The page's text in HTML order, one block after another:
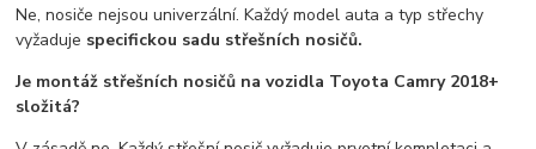
Ne, nosiče nejsou univerzální. Každý model auta a typ střechy
vyžaduje specifickou sadu střešních nosičů.
Je montáž střešních nosičů na vozidla Toyota Camry 2018+
složitá?